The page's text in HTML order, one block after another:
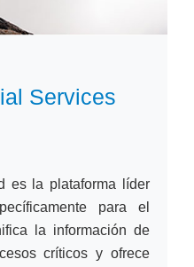
Services
es la plataforma líder
para el
la información de
críticos y ofrece